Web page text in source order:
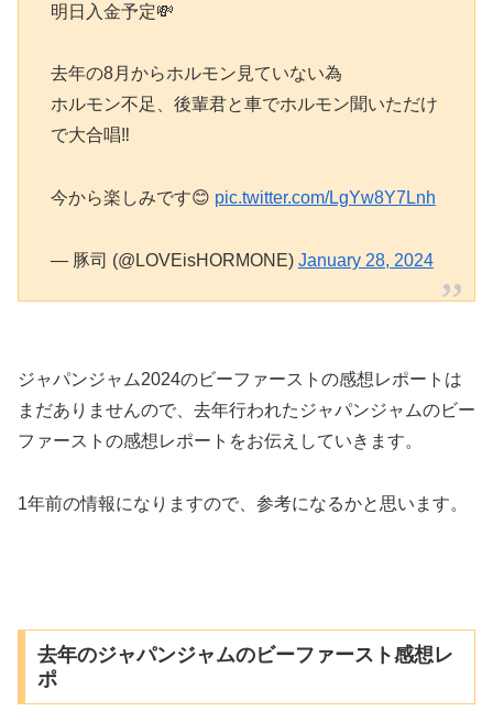
明日入金予定💸
去年の8月からホルモン見ていない為
ホルモン不足、後輩君と車でホルモン聞いただけ
で大合唱‼️
今から楽しみです😊 pic.twitter.com/LgYw8Y7Lnh
— 豚司 (@LOVEisHORMONE) January 28, 2024
ジャパンジャム2024のビーファーストの感想レポートは
まだありませんので、去年行われたジャパンジャムのビー
ファーストの感想レポートをお伝えしていきます。
1年前の情報になりますので、参考になるかと思います。
去年のジャパンジャムのビーファースト感想レ
ポ